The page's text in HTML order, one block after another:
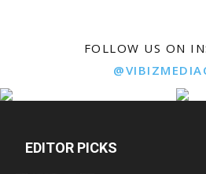
FOLLOW US ON
EDITOR PICKS